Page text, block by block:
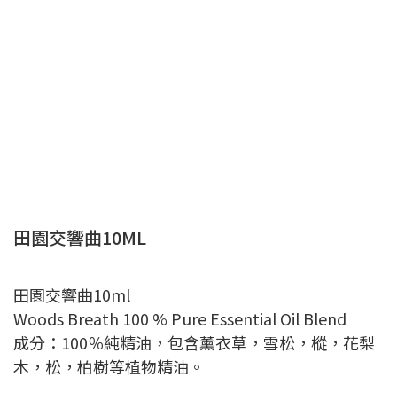
田園交響曲10ML
田園交響曲10ml
Woods Breath 100 % Pure Essential Oil Blend
成分：100％純精油，包含薰衣草，雪松，樅，花梨
木，松，柏樹等植物精油。